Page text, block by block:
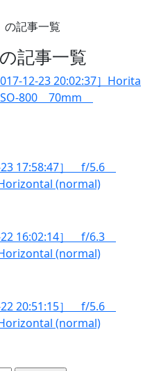
の記事一覧
記事一覧